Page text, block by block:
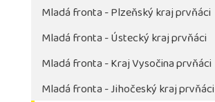
Mladá fronta - Plzeňský kraj prvňáci
Mladá fronta - Ústecký kraj prvňáci
Mladá fronta - Kraj Vysočina prvňáci
Mladá fronta - Jihočeský kraj prvňáci